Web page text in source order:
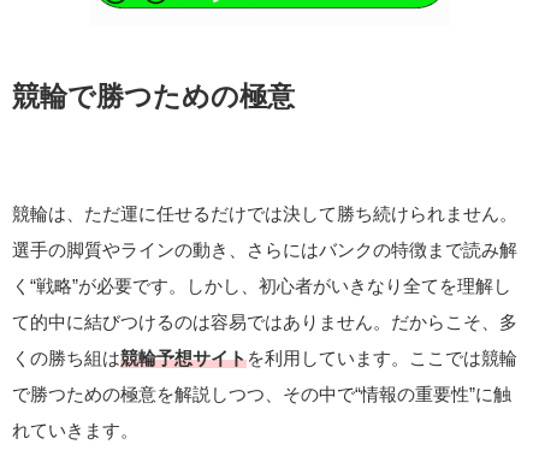
競輪で勝つための極意
競輪は、ただ運に任せるだけでは決して勝ち続けられません。
選手の脚質やラインの動き、さらにはバンクの特徴まで読み解
く“戦略”が必要です。しかし、初心者がいきなり全てを理解し
て的中に結びつけるのは容易ではありません。だからこそ、多
くの勝ち組は競輪予想サイトを利用しています。ここでは競輪
で勝つための極意を解説しつつ、その中で“情報の重要性”に触
れていきます。